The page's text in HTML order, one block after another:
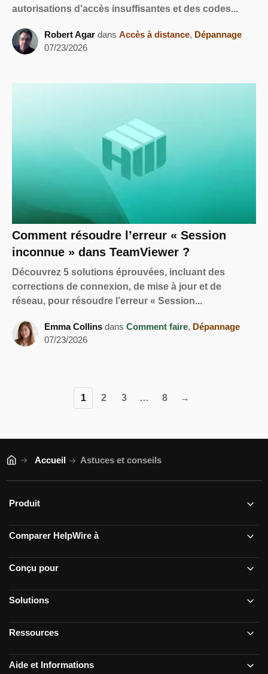
autorisations d'accès insuffisantes et des codes...
Robert Agar dans Accès à distance, Dépannage
07/23/2026
Comment résoudre l’erreur « Session
inconnue » dans TeamViewer ?
Découvrez 5 solutions éprouvées, incluant des
corrections de connexion, de mise à jour et de
réseau, pour résoudre l’erreur « Session...
Emma Collins dans Comment faire, Dépannage
07/23/2026
1 2 3 … 8 →
Accueil Astuces et conseils
Produit
Comparer HelpWire à
Conçu pour
Solutions
Ressources
Aide et Informations